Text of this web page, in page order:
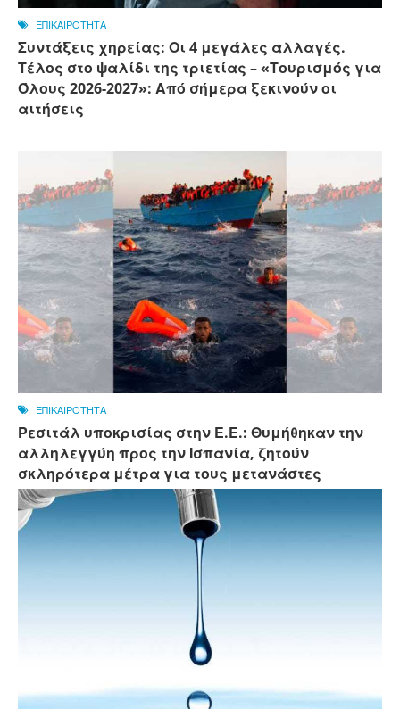
ΕΠΙΚΑΙΡΟΤΗΤΑ
Συντάξεις χηρείας: Οι 4 μεγάλες αλλαγές.
Τέλος στο ψαλίδι της τριετίας – «Τουρισμός για
Όλους 2026-2027»: Από σήμερα ξεκινούν οι
αιτήσεις
ΕΠΙΚΑΙΡΟΤΗΤΑ
Ρεσιτάλ υποκρισίας στην Ε.Ε.: Θυμήθηκαν την
αλληλεγγύη προς την Ισπανία, ζητούν
σκληρότερα μέτρα για τους μετανάστες